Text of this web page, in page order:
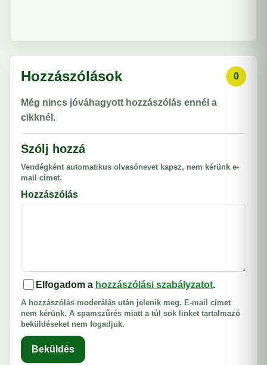
Hozzászólások 0
Még nincs jóváhagyott hozzászólás ennél a
cikknél.
Szólj hozzá
Vendégként automatikus olvasónevet kapsz, nem kérünk e-
mail címet.
Hozzászólás
Elfogadom a hozzászólási szabályzatot.
A hozzászólás moderálás után jelenik meg. E-mail címet
nem kérünk. A spamszűrés miatt a túl sok linket tartalmazó
beküldéseket nem fogadjuk.
Beküldés